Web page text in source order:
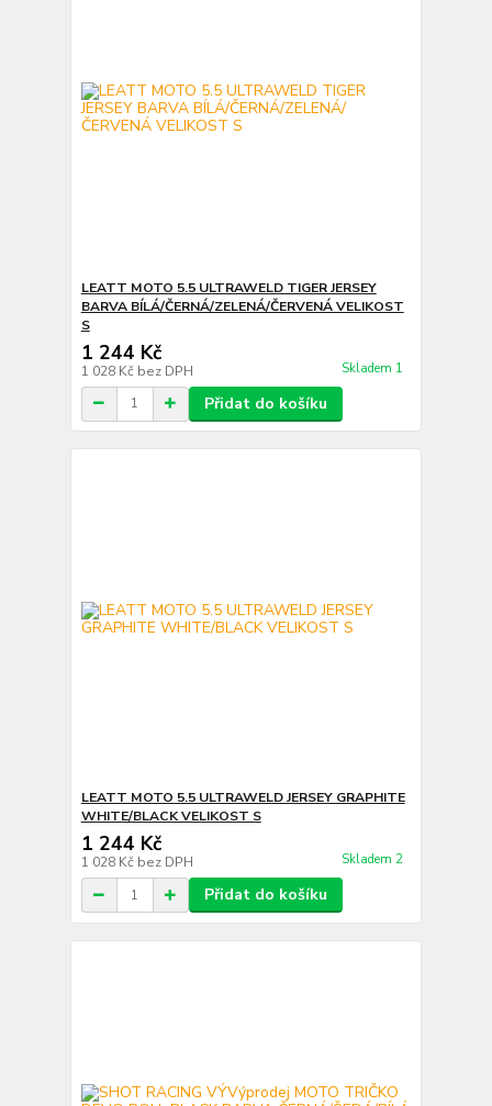
LEATT MOTO 5.5 ULTRAWELD TIGER JERSEY
BARVA BÍLÁ/ČERNÁ/ZELENÁ/ČERVENÁ VELIKOST
S
1 244 Kč
1 028 Kč bez DPH Skladem 1
Přidat do košíku
LEATT MOTO 5.5 ULTRAWELD JERSEY GRAPHITE
WHITE/BLACK VELIKOST S
1 244 Kč
1 028 Kč bez DPH Skladem 2
Přidat do košíku